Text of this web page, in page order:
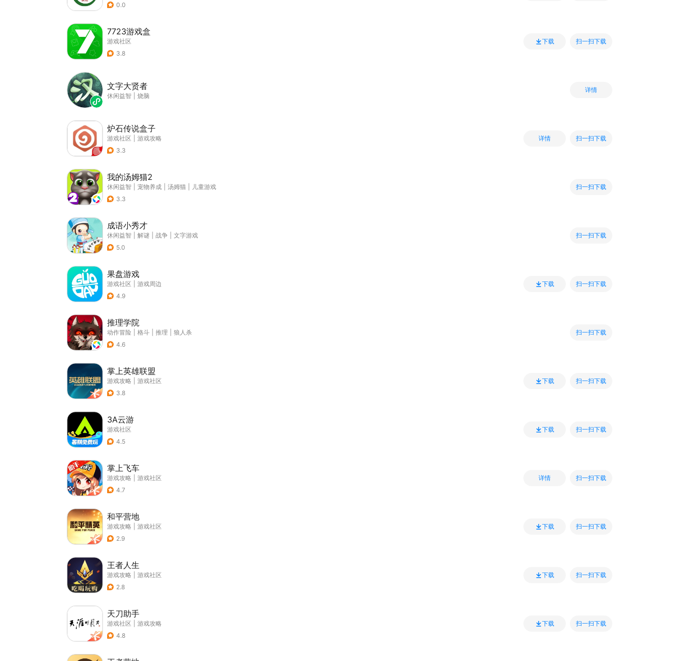
0.0
7723游戏盒
游戏社区
3.8
下载 扫一扫下载
文字大贤者
休闲益智 烧脑
详情
炉石传说盒子
游戏社区
游戏攻略
3.3
详情 扫一扫下载
我的汤姆猫2
休闲益智 宠物养成 汤姆猫
儿童游戏
3.3
扫一扫下载
成语小秀才
休闲益智 解谜 战争
文字游戏
5.0
扫一扫下载
果盘游戏
游戏社区
游戏周边
4.9
下载 扫一扫下载
推理学院
动作冒险 格斗 推理
狼人杀
4.6
扫一扫下载
掌上英雄联盟
游戏攻略
游戏社区
3.8
下载 扫一扫下载
3A云游
游戏社区
4.5
下载 扫一扫下载
掌上飞车
游戏攻略
游戏社区
4.7
详情 扫一扫下载
和平营地
游戏攻略
游戏社区
2.9
下载 扫一扫下载
王者人生
游戏攻略
游戏社区
2.8
下载 扫一扫下载
天刀助手
游戏社区
游戏攻略
4.8
下载 扫一扫下载